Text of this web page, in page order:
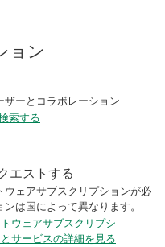
ョン
ーとコラボレーション
索する
エストする
ェアサブスクリプションが必
は国によって異なります。
ウェアサブスクリプシ
サービスの詳細を見る